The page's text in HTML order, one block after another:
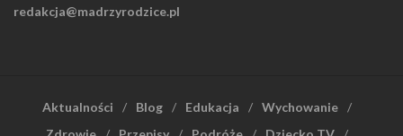
redakcja@madrzyrodzice.pl
Aktualności Blog Edukacja
Wychowanie